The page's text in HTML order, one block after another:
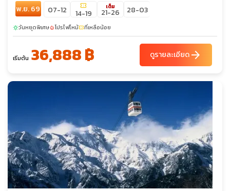
พ.ย. 69
07-12 confirmation_number
14-19
เต็ม
21-26 28-03
sunnyวันหยุดพิเศษlocal_fire_departmentโปรไฟไหม้confirmation_numberที่เหลือน้อย
เริ่มต้น 36,888 ฿ ดูรายละเอียดarrow_forward